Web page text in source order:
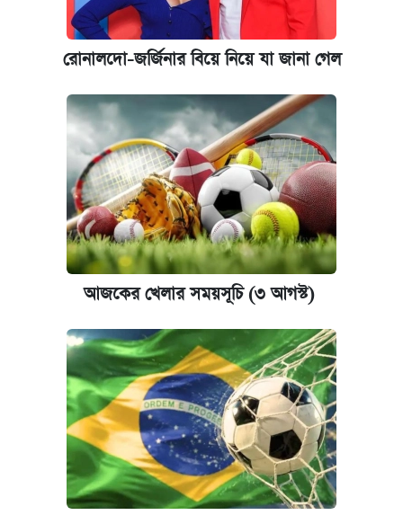
রোনালদো-জর্জিনার বিয়ে নিয়ে যা জানা গেল
আজকের খেলার সময়সূচি (৩ আগস্ট)